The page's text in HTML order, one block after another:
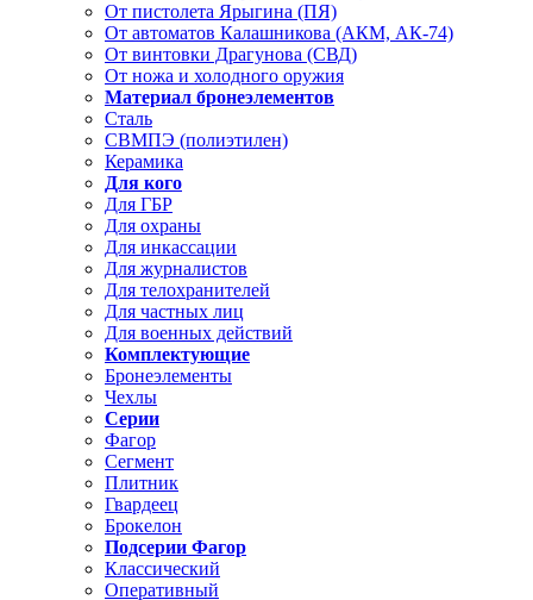
От пистолета Ярыгина (ПЯ)
От автоматов Калашникова (АКМ, АК-74)
От винтовки Драгунова (СВД)
От ножа и холодного оружия
Материал бронеэлементов
Сталь
СВМПЭ (полиэтилен)
Керамика
Для кого
Для ГБР
Для охраны
Для инкассации
Для журналистов
Для телохранителей
Для частных лиц
Для военных действий
Комплектующие
Бронеэлементы
Чехлы
Серии
Фагор
Сегмент
Плитник
Гвардеец
Брокелон
Подсерии Фагор
Классический
Оперативный